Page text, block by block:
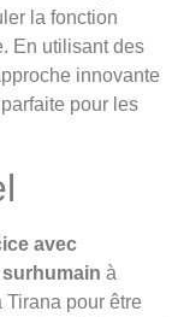
la fonction
En utilisant des
innovante
pour les
avec
à
pour être